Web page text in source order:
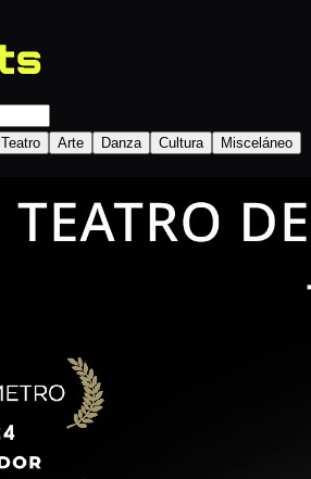
Teatro Arte Danza Cultura
Misceláneo